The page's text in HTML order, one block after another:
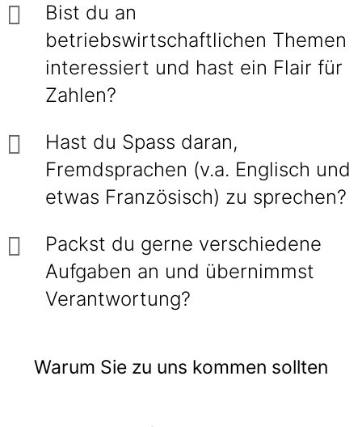
Bist du an
betriebswirtschaftlichen Themen
interessiert und hast ein Flair für
Zahlen?
Hast du Spass daran,
Fremdsprachen (v.a. Englisch und
etwas Französisch) zu sprechen?
Packst du gerne verschiedene
Aufgaben an und übernimmst
Verantwortung?
Warum Sie zu uns kommen sollten